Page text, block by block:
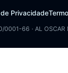
Privacidade
0001-66 · AL OSCAR